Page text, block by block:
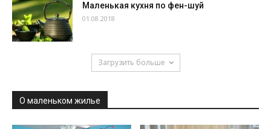
Маленькая кухня по фен-шуй
01.08.2018
Загрузить больше
О маленьком жилье